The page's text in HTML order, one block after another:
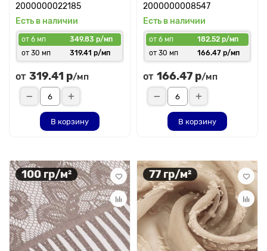
2000000022185
Есть в наличии
от 6 мп
349.83 р/мп
от 30 мп
319.41 р/мп
от 319.41 р/мп
В корзину
2000000008547
Есть в наличии
от 6 мп
182.52 р/мп
от 30 мп
166.47 р/мп
от 166.47 р/мп
В корзину
100 гр/м² 77 гр/м²